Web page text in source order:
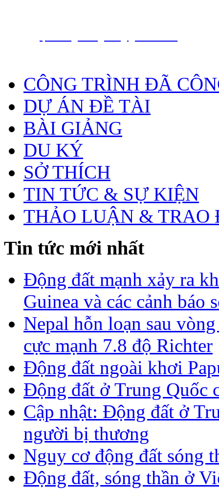
CÔNG TRÌNH ĐÃ
DỰ ÁN ĐỀ TÀI
BÀI GIẢNG
DU KÝ
SỞ THÍCH
TIN TỨC & SỰ KIỆN
THẢO LUẬN & TRAO
Tin tức mới nhất
Động đất mạnh xảy ra
Guinea và các cảnh báo
Nepal hỗn loạn sau
cực mạnh 7.8 độ Richter
Động đất ngoài khơi
Động đất ở Trung Quốc
Cập nhật: Động đất ở
người bị thương
Nguy cơ động đất sóng
Động đất, sóng thần ở